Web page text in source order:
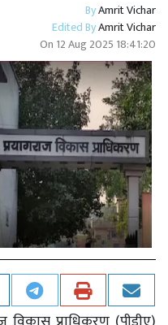
ByAmrit Vichar
Edited ByAmrit Vichar
On 12 Aug 2025 18:41:20